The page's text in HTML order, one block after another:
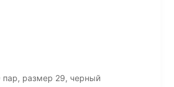
пар, размер 29, черный